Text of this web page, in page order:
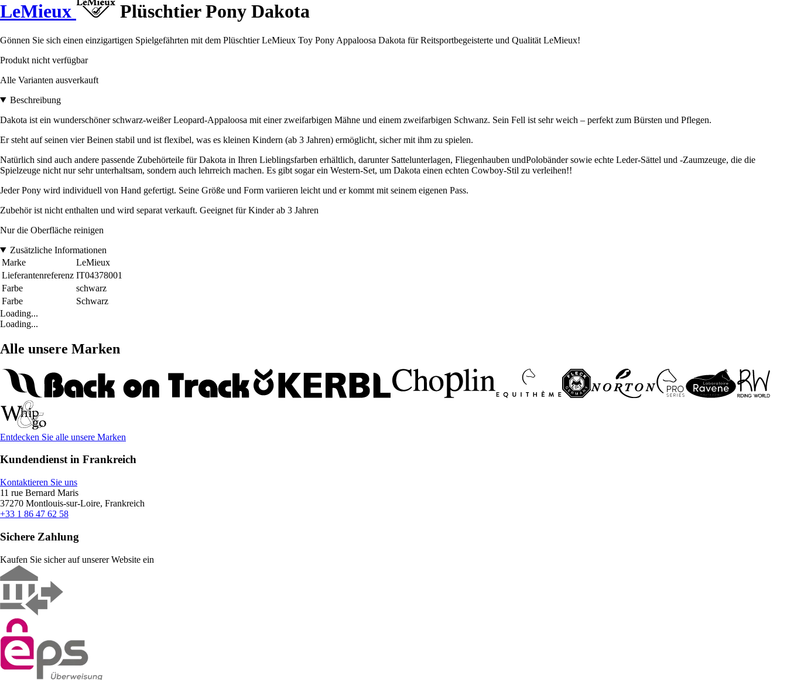
LeMieux Plüschtier Pony Dakota
Gönnen Sie sich einen einzigartigen Spielgefährten mit dem Plüschtier LeMieux Toy Pony Appaloosa Dakota für Reitsportbegeisterte und Qualität LeMieux!
Produkt nicht verfügbar
Alle Varianten ausverkauft
Beschreibung
Dakota ist ein wunderschöner schwarz-weißer Leopard-Appaloosa mit einer zweifarbigen Mähne und einem zweifarbigen Schwanz. Sein Fell ist sehr weich – perfekt zum Bürsten und Pflegen.
Er steht auf seinen vier Beinen stabil und ist flexibel, was es kleinen Kindern (ab 3 Jahren) ermöglicht, sicher mit ihm zu spielen.
Natürlich sind auch andere passende Zubehörteile für Dakota in Ihren Lieblingsfarben erhältlich, darunter Sattelunterlagen, Fliegenhauben undPolobänder sowie echte Leder-Sättel und -Zaumzeuge, die die
Spielzeuge nicht nur sehr unterhaltsam, sondern auch lehrreich machen. Es gibt sogar ein Western-Set, um Dakota einen echten Cowboy-Stil zu verleihen!!
Jeder Pony wird individuell von Hand gefertigt. Seine Größe und Form variieren leicht und er kommt mit seinem eigenen Pass.
Zubehör ist nicht enthalten und wird separat verkauft. Geeignet für Kinder ab 3 Jahren
Nur die Oberfläche reinigen
Zusätzliche Informationen
Marke
LeMieux
Lieferantenreferenz IT04378001
Farbe
schwarz
Farbe
Schwarz
Loading...
Loading...
Alle unsere Marken
Entdecken Sie alle unsere Marken
Kundendienst in Frankreich
Kontaktieren Sie uns
11 rue Bernard Maris
37270 Montlouis-sur-Loire, Frankreich
+33 1 86 47 62 58
Sichere Zahlung
Kaufen Sie sicher auf unserer Website ein